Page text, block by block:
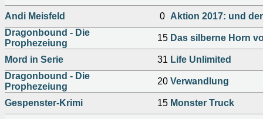
Andi Meisfeld 0 Aktion 2017: und
Dragonbound - Die
Prophezeiung
15 Das silberne Horn
Mord in Serie 31 Life Unlimited
Dragonbound - Die
Prophezeiung
20 Verwandlung
Gespenster-Krimi 15 Monster Truck